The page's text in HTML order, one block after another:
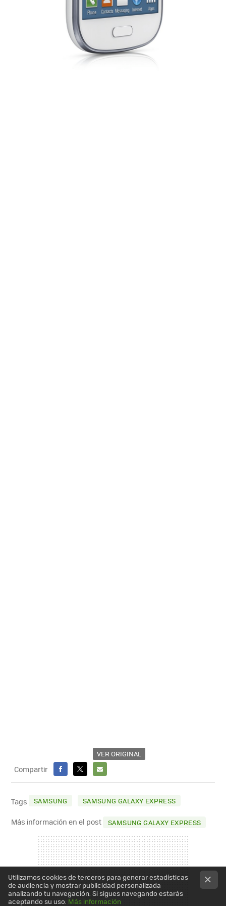
VER ORIGINAL
Compartir
FACEBOOK
X
E-
MAIL
Tags SAMSUNG SAMSUNG GALAXY EXPRESS
Más información en el post SAMSUNG GALAXY EXPRESS
Utilizamos cookies de terceros para generar estadísticas
de audiencia y mostrar publicidad personalizada
analizando tu navegación. Si sigues navegando estarás
aceptando su uso. Más información